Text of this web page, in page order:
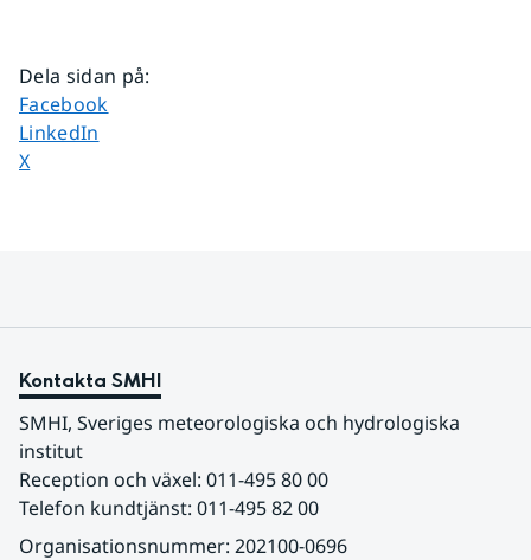
Dela sidan på:
Dela sidan på
Facebook
Dela sidan på
LinkedIn
Dela sidan på
X
Kontakta SMHI
SMHI, Sveriges meteorologiska och hydrologiska
institut
Reception och växel: 011-495 80 00
Telefon kundtjänst: 011-495 82 00
Organisationsnummer: 202100-0696